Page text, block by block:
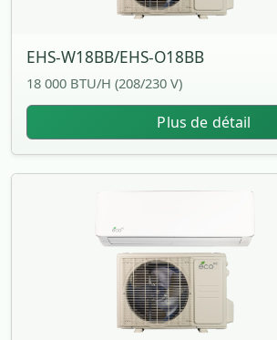
EHS-W18BB/EHS-O18BB
18 000 BTU/H (208/230 V)
Plus de détail